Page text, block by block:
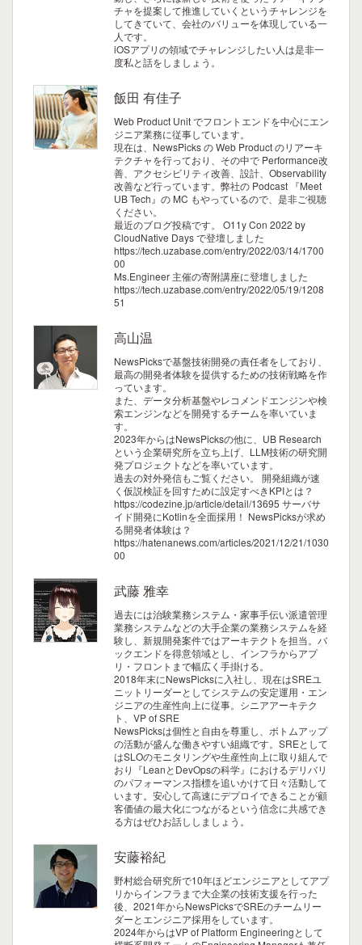
チャを提案して推進していくというチャレンジを
してきていて、会社のバリューを体現している一
人です。
iOSアプリの領域でチャレンジしたい人は是非一
度私と話をしましょう。
飯田 有佳子
Web Product Unit でフロントエンドを中心にエン
ジニア業務に従事しています。
現在は、NewsPicks の Web Product のリアーキ
テクチャを行っており、その中で Performance改
善、アクセシビリティ改善、設計、Observability
改善など行っています。弊社の Podcast 『Meet
UB Tech』の MC もやっているので、是非ご視聴
ください。
最近のブログ投稿です。
O11y Con 2022 by
CloudNative Days で登壇しました
https://tech.uzabase.com/entry/2022/03/14/1700
00
Ms.Engineer 主催の寄附講座に登壇しました
https://tech.uzabase.com/entry/2022/05/19/1208
51
高山温
NewsPicksで基盤技術開発の責任者をしており、
最高の開発者体験を提供するための技術戦略を作
っています。
また、データ分析基盤やレコメンドエンジンや検
索エンジンなどを開発するチームを率いていま
す。
2023年からはNewsPicksの他に、UB Research
という企業研究所を立ち上げ、LLM技術の研究開
発プロジェクトなどを率いています。
過去の対外発信もご覧ください。
開発組織が速
く仮説検証を回すために設定すべきKPIとは？
https://codezine.jp/article/detail/13695 サーバサ
イド開発にKotlinを全面採用！ NewsPicksが求め
る開発者体験は？
https://hatenanews.com/articles/2021/12/21/1030
00
武藤 雅幸
過去には治験業務システム・家事手伝い派遣管理
業務システムなどの大手企業の業務システムを経
験し、新規開発案件ではアーキテクトを担当。バ
ックエンドを得意領域とし、インフラからアプ
リ・フロントまで幅広く手掛ける。
2018年末にNewsPicksに入社し、現在はSREユ
ニットリーダーとしてシステムの安定運用・エン
ジニアの生産性向上に従事。シニアアーキテク
ト、VP of SRE
NewsPicksは個性と自由を尊重し、ボトムアップ
の活動が盛んな働きやすい組織です。SREとして
はSLOのモニタリングや生産性向上に取り組んで
おり『LeanとDevOpsの科学』におけるデリバリ
のパフォーマンス指標を追いかけて日々活動して
います。安心して高速にデプロイできることが顧
客価値の最大化につながるという信念に共感でき
る方はぜひお話ししましょう。
安藤裕紀
野村総合研究所で10年ほどエンジニアとしてアプ
リからインフラまで大企業の技術支援を行った
後、2021年からNewsPicksでSREのチームリー
ダーとエンジニア採用をしています。
2024年からはVP of Platform Engineeringとして